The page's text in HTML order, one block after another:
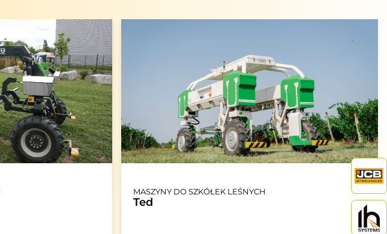
MASZYNY DO SZKÓŁEK LEŚNYCH
Ted